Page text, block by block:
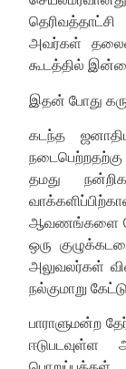
அவர்கள்
கூடத்தில்
இதன் போது
கடந்த
தமது
ஆவணங்களை
ஒரு
அலுவலர்கள்
நல்குமாறு
பாராளுமன்ற
ஈடுபடவுள்ள